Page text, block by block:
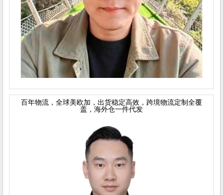
百年物流，全球美欧加，出货稳定高效，跨境物流定制全覆
盖，海外仓一件代发